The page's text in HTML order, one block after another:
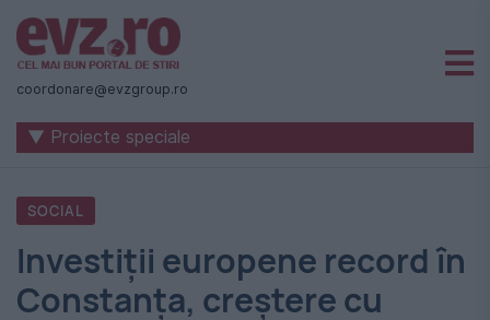
Știri
naționale
internaționale
România
Evenimentul
coordonare@evzgroup.ro
▼ Proiecte speciale
SOCIAL
Investiții europene record în
Constanța, creștere cu